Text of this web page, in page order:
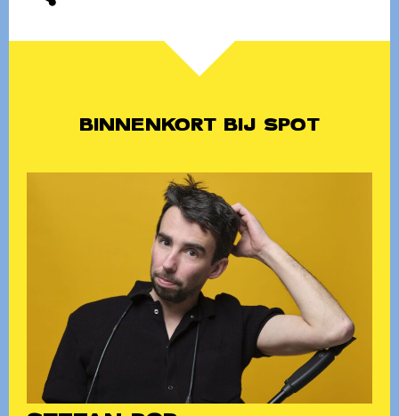
BINNENKORT BIJ SPOT